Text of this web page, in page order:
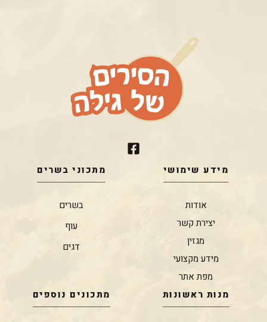
מידע שימושי
אודות
יצירת קשר
מגזין
מידע מקצועי
מפת אתר
מתכוני בשרים
בשרים
עוף
דגים
מנות ראשונות מתכונים נוספים